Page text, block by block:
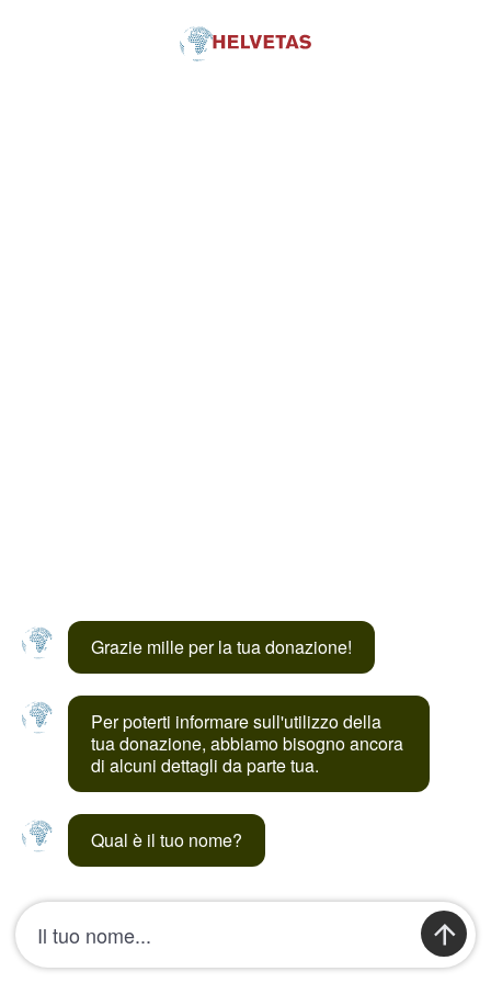
Grazie mille per la tua donazione!
Per poterti informare sull'utilizzo della
tua donazione, abbiamo bisogno ancora
di alcuni dettagli da parte tua.
Qual è il tuo nome?